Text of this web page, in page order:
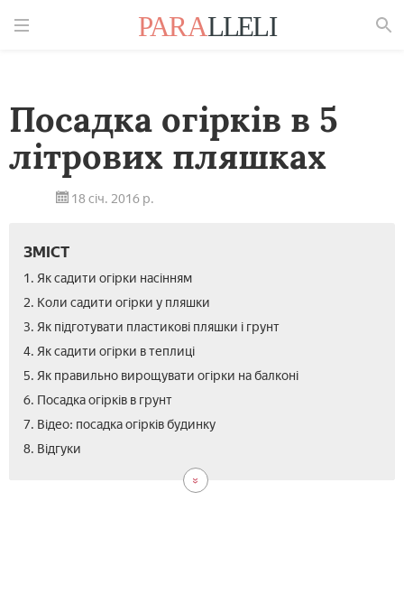
Посадка огірків в 5
літрових пляшках
18 січ. 2016 р.
ЗМІСТ
1. Як садити огірки насінням
2. Коли садити огірки у пляшки
3. Як підготувати пластикові пляшки і грунт
4. Як садити огірки в теплиці
5. Як правильно вирощувати огірки на балконі
6. Посадка огірків в грунт
7. Відео: посадка огірків будинку
8. Відгуки